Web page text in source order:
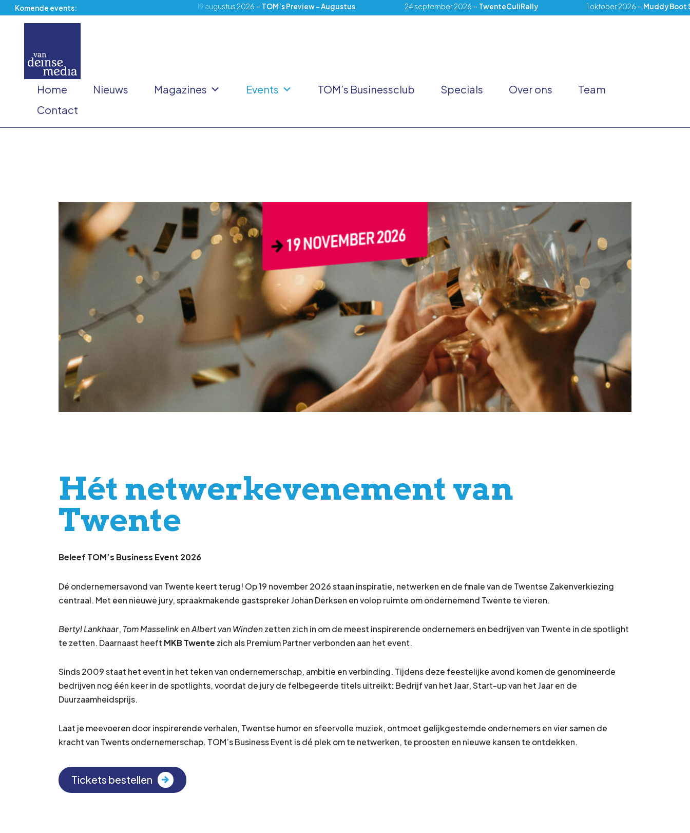
Komende events: 19 augustus 2026 - TOM’s Preview – Augustus 24 september 2026 - TwenteCuliRally 1 oktober 2026 - Muddy Boot
Home Nieuws Magazines Events TOM’s Businessclub Specials Over ons
Team
Contact
Hét netwerkevenement van
Twente
Beleef TOM’s Business Event 2026
Dé ondernemersavond van Twente keert terug! Op 19 november 2026 staan inspiratie, netwerken en de finale van de Twentse Zakenverkiezing
centraal. Met een nieuwe jury, spraakmakende gastspreker Johan Derksen en volop ruimte om ondernemend Twente te vieren.
Bertyl Lankhaar, Tom Masselink en Albert van Winden zetten zich in om de meest inspirerende ondernemers en bedrijven van Twente in de spotlight
te zetten. Daarnaast heeft MKB Twente zich als Premium Partner verbonden aan het event.
Sinds 2009 staat het event in het teken van ondernemerschap, ambitie en verbinding. Tijdens deze feestelijke avond komen de genomineerde
bedrijven nog één keer in de spotlights, voordat de jury de felbegeerde titels uitreikt: Bedrijf van het Jaar, Start-up van het Jaar en de
Duurzaamheidsprijs.
Laat je meevoeren door inspirerende verhalen, Twentse humor en sfeervolle muziek, ontmoet gelijkgestemde ondernemers en vier samen de
kracht van Twents ondernemerschap. TOM’s Business Event is dé plek om te netwerken, te proosten en nieuwe kansen te ontdekken.
Tickets bestellen